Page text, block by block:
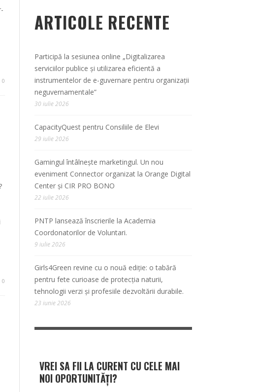
0
0
ARTICOLE RECENTE
Participă la sesiunea online „Digitalizarea
serviciilor publice și utilizarea eficientă a
instrumentelor de e-guvernare pentru organizații
neguvernamentale”
30 iulie 2026
CapacityQuest pentru Consiliile de Elevi
29 iulie 2026
Gamingul întâlnește marketingul. Un nou
eveniment Connector organizat la Orange Digital
Center și CIR PRO BONO
22 iulie 2026
PNTP lansează înscrierile la Academia
Coordonatorilor de Voluntari.
9 iulie 2026
Girls4Green revine cu o nouă ediție: o tabără
pentru fete curioase de protecția naturii,
tehnologii verzi și profesiile dezvoltării durabile.
23 iunie 2026
VREI SA FII LA CURENT CU CELE MAI
NOI OPORTUNITĂȚI?